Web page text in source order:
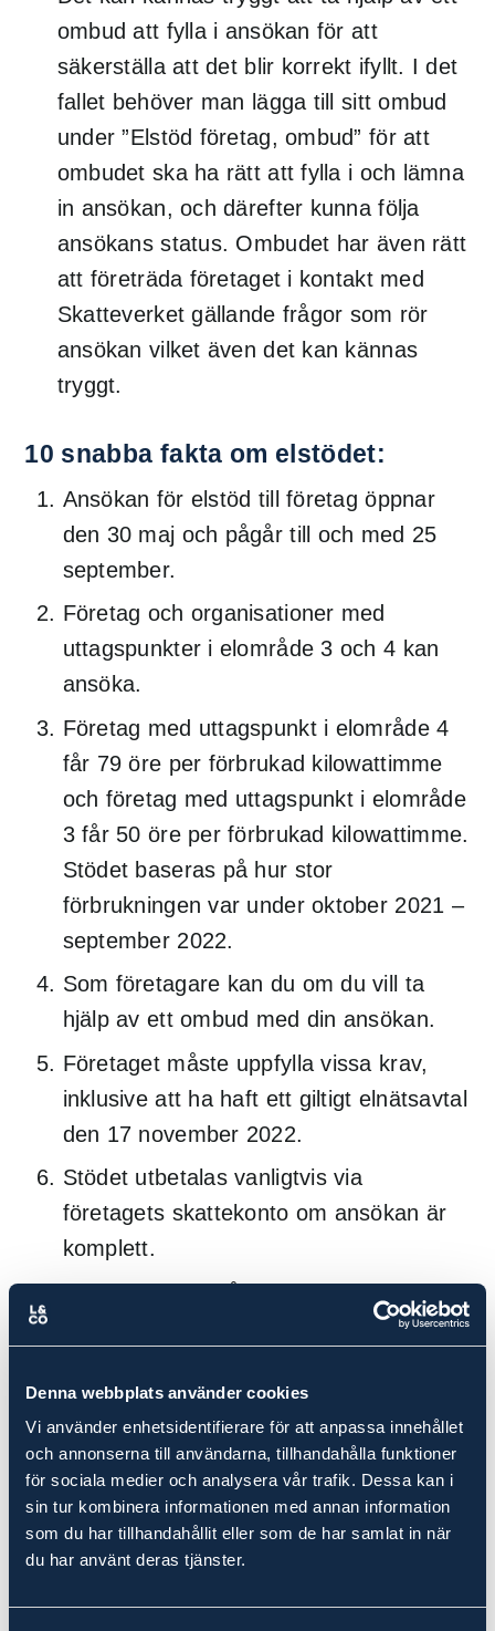
Denna webbplats använder cookies
Vi använder enhetsidentifierare för att anpassa innehållet
och annonserna till användarna, tillhandahålla funktioner
för sociala medier och analysera vår trafik. Dessa kan i
sin tur kombinera informationen med annan information
som du har tillhandahållit eller som de har samlat in när
du har använt deras tjänster.
ombud att fylla i ansökan för att
säkerställa att det blir korrekt ifyllt. I det
fallet behöver man lägga till sitt ombud
under ”Elstöd företag, ombud” för att
ombudet ska ha rätt att fylla i och lämna
in ansökan, och därefter kunna följa
ansökans status. Ombudet har även rätt
att företräda företaget i kontakt med
Skatteverket gällande frågor som rör
ansökan vilket även det kan kännas
tryggt.
10 snabba fakta om elstödet:
Ansökan för elstöd till företag öppnar
den 30 maj och pågår till och med 25
september.
Företag och organisationer med
uttagspunkter i elområde 3 och 4 kan
ansöka.
Företag med uttagspunkt i elområde 4
får 79 öre per förbrukad kilowattimme
och företag med uttagspunkt i elområde
3 får 50 öre per förbrukad kilowattimme.
Stödet baseras på hur stor
förbrukningen var under oktober 2021 –
september 2022.
Som företagare kan du om du vill ta
hjälp av ett ombud med din ansökan.
Företaget måste uppfylla vissa krav,
inklusive att ha haft ett giltigt elnätsavtal
den 17 november 2022.
Stödet utbetalas vanligtvis via
företagets skattekonto om ansökan är
komplett.
intressegemenskap måste ansöka
Ett företag kan maximalt få 20 miljoner
kronor. Om företaget är verksamt inom
primärproduktion av jordbruksprodukter
eller inom fiskeri- och
vattenbrukssektorerna gäller särskilda